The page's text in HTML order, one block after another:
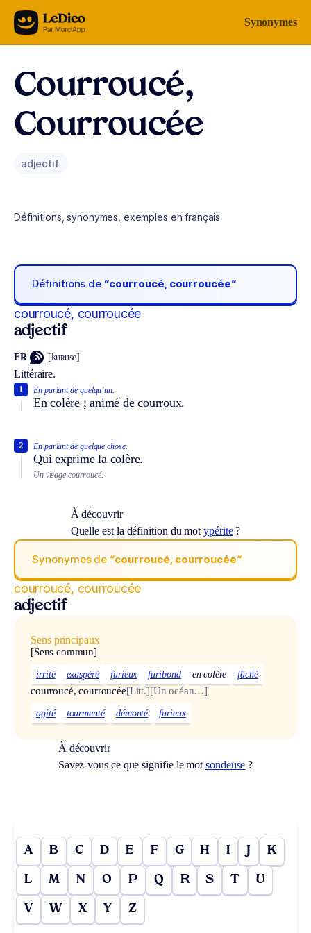
Aller au contenu Synonymes
Courroucé,
Courroucée
adjectif
Définitions, synonymes, exemples en français
Définitions de “courroucé, courroucée“
courroucé, courroucée
adjectif
FR [kuʀuse]
Littéraire.
En parlant de quelqu’un.
En colère ; animé de courroux.
1
En parlant de quelque chose.
Qui exprime la colère.
2
Un visage courroucé.
À découvrir
Quelle est la définition du motypérite?
Synonymes de “courroucé, courroucée“
courroucé, courroucée
adjectif
Sens principaux
[Sens commun]
irrité exaspéré furieux furibond en colère fâché
courroucé, courroucée[Litt.][Un océan…]
agité tourmenté démonté furieux
À découvrir
Savez-vous ce que signifie le motsondeuse ?
A B C D E F G H I J K
L M N O P Q R S T U
V W X Y Z